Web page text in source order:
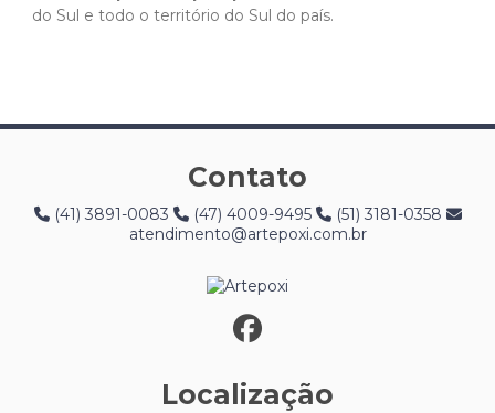
do Sul e todo o território do Sul do país.
Contato
(41) 3891-0083 (47) 4009-9495
(51) 3181-0358
atendimento@artepoxi.com.br
Localização